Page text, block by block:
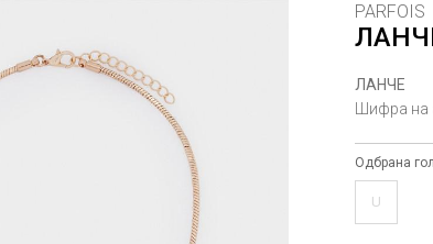
PARFOIS
ЛАНЧЕ
Шифра на
Одбрана
U